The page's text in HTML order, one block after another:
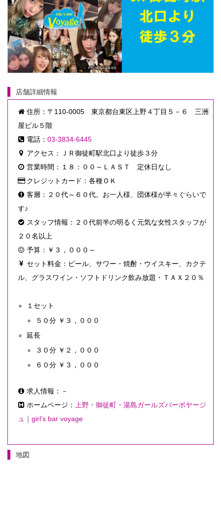
店舗詳細情報
住所：〒110-0005 東京都台東区上野４丁目５－６ 三洲
屋ビル５階
電話： 03-3834-6445
アクセス：ＪＲ御徒町駅北口より徒歩３分
営業時間：１８：００～ＬＡＳＴ 定休日なし
クレジットカード：各種ＯＫ
客層：２０代～６０代。お一人様、団体様が半々ぐらいで
す♪
スタッフ情報：２０代前半の明るく元気な女性スタッフが
２０名以上
予算：￥３，０００～
セット料金：ビール、サワー・焼酎・ウイスキー、カクテ
ル、グラスワイン・ソフトドリンク飲み放題・ＴＡＸ２０％
１セット
５０分 ￥３，０００
延長
３０分 ￥２，０００
６０分 ￥３，０００
求人情報：－
ホームページ：
上野・御徒町・湯島ガールズバーボヤージ
ュ｜girl’s bar voyage
地図